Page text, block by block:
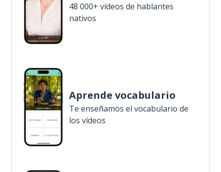
48 000+ vídeos de hablantes
nativos
Aprende vocabulario
Te enseñamos el vocabulario de
los vídeos